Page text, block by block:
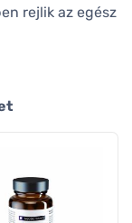
rejlik az egész